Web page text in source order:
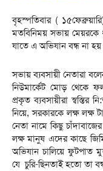
বৃহস্পতিবার (
মতবিনিময় সভায় মেয়রকে
যাতে এ অভিযান বন্ধ না হয়
সভায় ব্যবসায়ী নেতারা
নিউমার্কেট মোড় থেকে
প্রকৃত ব্যবসায়ীরা স্বস্তির
নিয়ে, সরকারকে লক্ষ লক্ষ
নেতা নামে কিছু
লক্ষ মানুষ এদের কাছে
অভিযান চালিয়ে ফুটপাত
যে চুরি-ছিনতাই হতো তা